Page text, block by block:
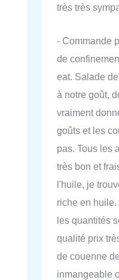
très très
- Commande
de
eat. Salade
à notre goût,
vraiment
goûts et les
pas. Tous les
très bon et
l'huile, je
riche en
les quantités
qualité prix
de couenne
inmangeable